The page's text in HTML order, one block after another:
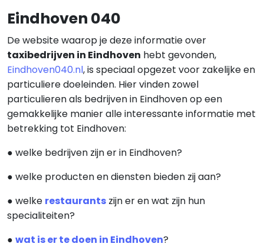
Eindhoven 040
De website waarop je deze informatie over
taxibedrijven in Eindhoven hebt gevonden,
Eindhoven040.nl, is speciaal opgezet voor zakelijke en
particuliere doeleinden. Hier vinden zowel
particulieren als bedrijven in Eindhoven op een
gemakkelijke manier alle interessante informatie met
betrekking tot Eindhoven:
● welke bedrijven zijn er in Eindhoven?
● welke producten en diensten bieden zij aan?
● welke restaurants zijn er en wat zijn hun
specialiteiten?
● wat is er te doen in Eindhoven?